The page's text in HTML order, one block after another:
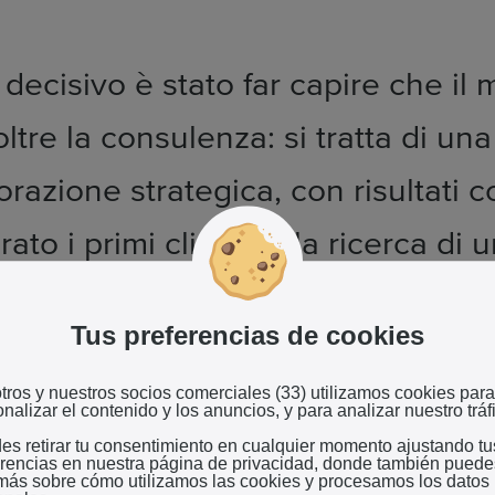
è stato far capire che il
la consulenza: si tratta di
strategica, con risultati
i primi clienti, alla ricerca di
più moderna e flessibile.
il cuore della sua comunicazione digitale. Ma non
per dialogare direttamente con gli albergatori, offrendo
pensati per stabilire relazioni durature. "Il rapporto
è unico e io mi sento parte del team di ogni hotel che
Tus preferencias de cookies
y nuestros socios comerciales (33) utilizamos cookies para
el contenido y los anuncios, y para analizar nuestro
retirar tu consentimiento en cualquier momento ajustando
en nuestra página de privacidad, donde también
sobre cómo utilizamos las cookies y procesamos los datos